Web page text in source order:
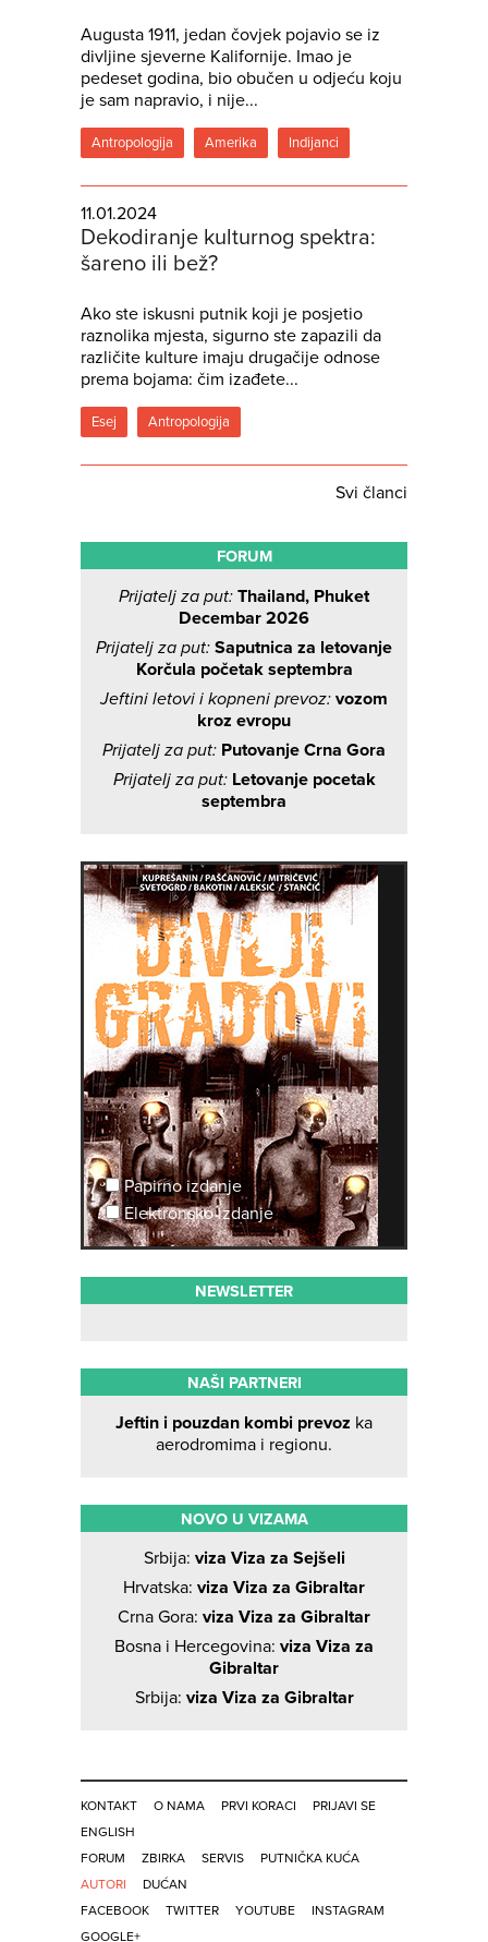
Augusta 1911, jedan čovjek pojavio se iz
divljine sjeverne Kalifornije. Imao je
pedeset godina, bio obučen u odjeću koju
je sam napravio, i nije...
Antropologija Amerika Indijanci
11.01.2024
Dekodiranje kulturnog spektra:
šareno ili bež?
Ako ste iskusni putnik koji je posjetio
raznolika mjesta, sigurno ste zapazili da
različite kulture imaju drugačije odnose
prema bojama: čim izađete...
Esej Antropologija
Svi članci
FORUM
Prijatelj za put: Thailand, Phuket
Decembar 2026
Prijatelj za put: Saputnica za letovanje
Korčula početak septembra
Jeftini letovi i kopneni prevoz: vozom
kroz evropu
Prijatelj za put: Putovanje Crna Gora
Prijatelj za put: Letovanje pocetak
septembra
Papirno izdanje
Elektronsko izdanje
NEWSLETTER
NAŠI PARTNERI
Jeftin i pouzdan kombi prevoz ka
aerodromima i regionu.
NOVO U VIZAMA
Srbija: viza Viza za Sejšeli
Hrvatska: viza Viza za Gibraltar
Crna Gora: viza Viza za Gibraltar
Bosna i Hercegovina: viza Viza za
Gibraltar
Srbija: viza Viza za Gibraltar
KONTAKT O NAMA PRVI KORACI
PRIJAVI SE
ENGLISH
FORUM
ZBIRKA SERVIS
PUTNIČKA KUĆA
AUTORI
DUĆAN
FACEBOOK
TWITTER YOUTUBE
INSTAGRAM
GOOGLE+